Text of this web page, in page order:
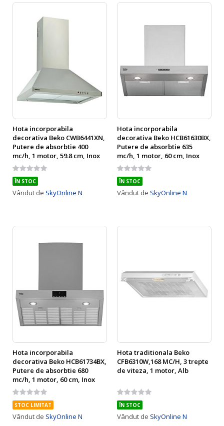
Hota incorporabila
decorativa Beko CWB6441XN,
Putere de absorbtie 400
mc/h, 1 motor, 59.8 cm, Inox
Rating:
0%
ÎN STOC
Vândut de SkyOnline N
Hota incorporabila
decorativa Beko HCB61630BX,
Putere de absorbtie 635
mc/h, 1 motor, 60 cm, Inox
Rating:
0%
ÎN STOC
Vândut de SkyOnline N
Hota incorporabila
decorativa Beko HCB61734BX,
Putere de absorbtie 680
mc/h, 1 motor, 60 cm, Inox
Rating:
0%
STOC LIMITAT
Vândut de SkyOnline N
Hota traditionala Beko
CFB6310W,168 MC/H, 3 trepte
de viteza, 1 motor, Alb
Rating:
0%
ÎN STOC
Vândut de SkyOnline N